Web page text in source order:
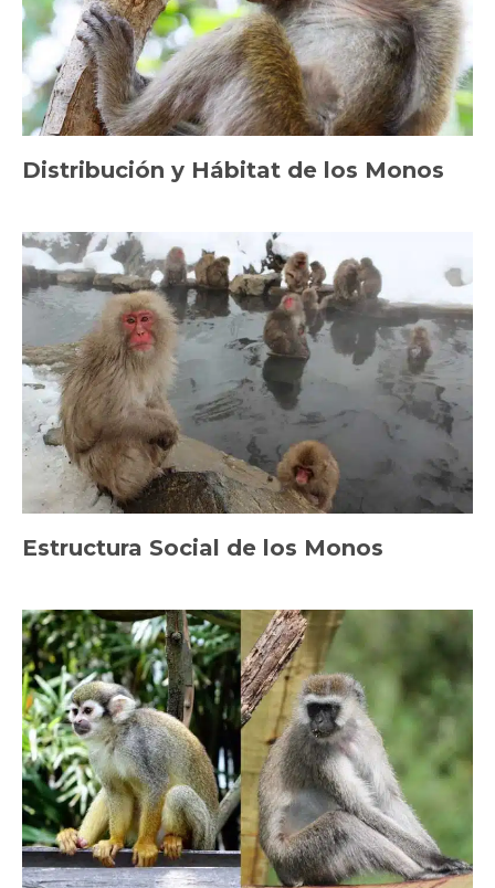
Distribución y Hábitat de los Monos
Estructura Social de los Monos